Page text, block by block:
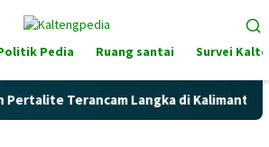
Pedia Ruang santai Survei
Terancam Langka di Kalimantan